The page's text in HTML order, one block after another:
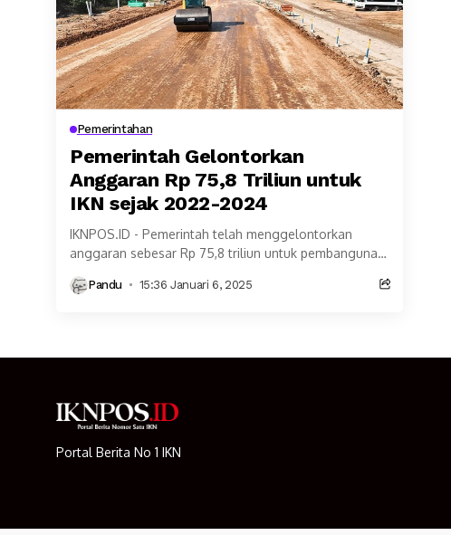
Pemerintahan
Pemerintah Gelontorkan
Anggaran Rp 75,8 Triliun untuk
IKN sejak 2022-2024
IKNPOS.ID - Pemerintah telah menggelontorkan
anggaran sebesar Rp 75,8 triliun untuk pembangunan
Sementara anggaran pembangunan...
Pandu 15:36 Januari 6, 2025
Portal Berita No 1 IKN